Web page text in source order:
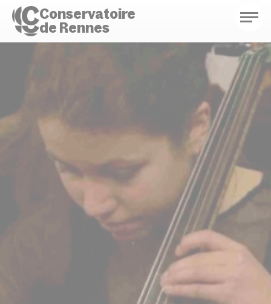
Conservatoire
de Rennes
Saison culturelle
Actions d'éducation
Bibliothèque musicale